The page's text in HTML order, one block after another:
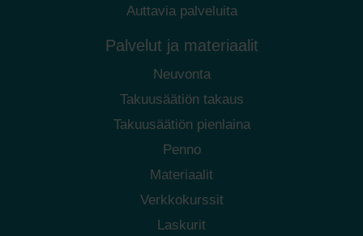
Auttavia palveluita
Palvelut ja materiaalit
Neuvonta
Takuusäätiön takaus
Takuusäätiön pienlaina
Penno
Materiaalit
Verkkokurssit
Laskurit